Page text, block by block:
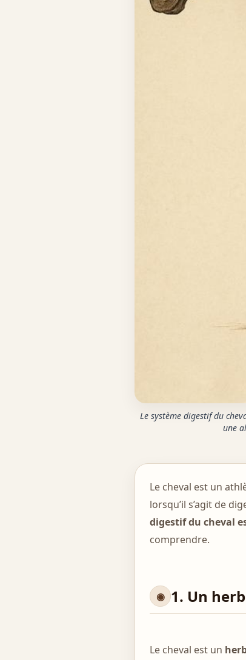
Le système digestif du
une
Le cheval est un
lorsqu’il s’agit de
digestif du cheval
comprendre.
1. Un
Le cheval est un